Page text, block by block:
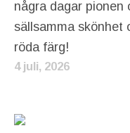
några dagar pionen
sällsamma skönhet
röda färg!
4 juli, 2026